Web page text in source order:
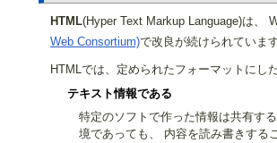
HTML(Hyper Text Markup Language)は、
Web Consortium)で改良が続けられています
HTMLでは、定められたフォーマットにし
テキスト情報である
特定のソフトで作った情報は共有す
境であっても、 内容を読み書きする